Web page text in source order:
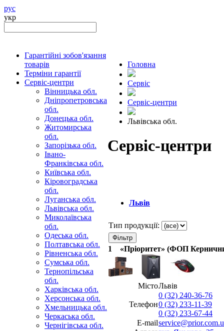
рус
укр
Гарантійні зобов'язання
товарів
Терміни гарантії
Сервіс-центри
Вінницька обл.
Дніпропетровська
обл.
Донецька обл.
Житомирська
обл.
Запорізька обл.
Івано-
Франківська обл.
Київська обл.
Кіровоградська
обл.
Луганська обл.
Львівська обл.
Миколаївська
обл.
Одеська обл.
Полтавська обл.
Рівненська обл.
Сумська обл.
Тернопільська
обл.
Харківська обл.
Херсонська обл.
Хмельницька обл.
Черкаська обл.
Чернігівська обл.
Головна
Сервіс
Сервіс-центри
Львівська обл.
Сервіс-центри
Львів
Тип продукції:
1 «Пріоритет» (ФОП
МістоЛьвів
Телефон
0 (32) 240-36-76
0 (32) 233-11-39
0 (32) 233-67-44
E-mail